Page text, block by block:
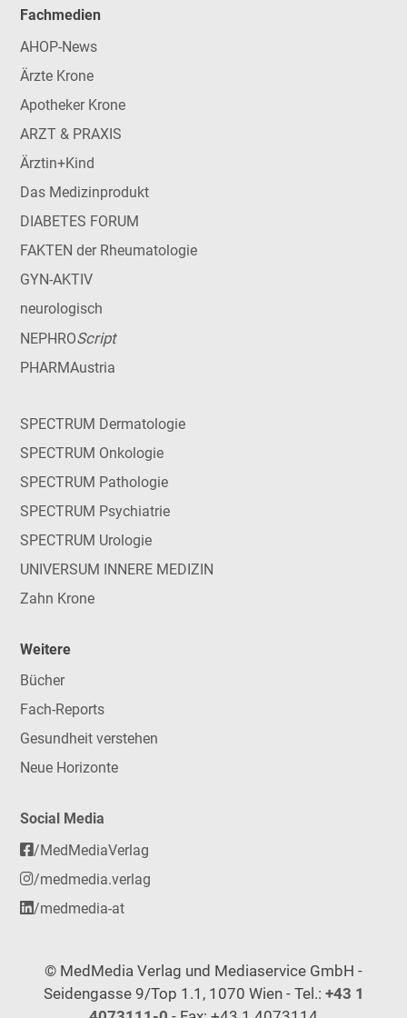
Fachmedien
AHOP-News
Ärzte Krone
Apotheker Krone
ARZT & PRAXIS
Ärztin+Kind
Das Medizinprodukt
DIABETES FORUM
FAKTEN der Rheumatologie
GYN-AKTIV
neurologisch
NEPHROScript
PHARMAustria
SPECTRUM Dermatologie
SPECTRUM Onkologie
SPECTRUM Pathologie
SPECTRUM Psychiatrie
SPECTRUM Urologie
UNIVERSUM INNERE MEDIZIN
Zahn Krone
Weitere
Bücher
Fach-Reports
Gesundheit verstehen
Neue Horizonte
Social Media
/MedMediaVerlag
/medmedia.verlag
/medmedia-at
© MedMedia Verlag und Mediaservice GmbH -
Seidengasse 9/Top 1.1, 1070 Wien - Tel.: +43 1